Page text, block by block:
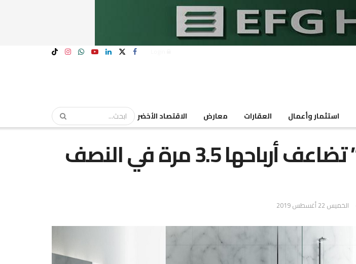
استثمار وأعمال العقارات معارض الاقتصاد الأخضر
“روبكس” تضاعف أرباحها 3.5 مرة في النصف
الخميس 22 أغسطس 2019